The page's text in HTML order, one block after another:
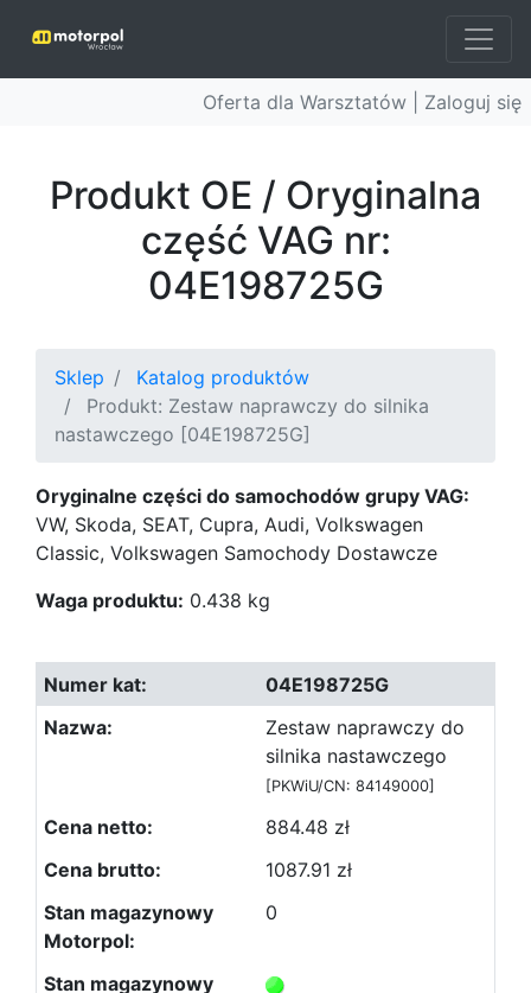
Oferta dla Warsztatów | Zaloguj się
Produkt OE / Oryginalna
część VAG nr:
04E198725G
Sklep
Katalog produktów
Produkt: Zestaw naprawczy do silnika
nastawczego [04E198725G]
Oryginalne części do samochodów grupy VAG:
VW, Skoda, SEAT, Cupra, Audi, Volkswagen
Classic, Volkswagen Samochody Dostawcze
Waga produktu: 0.438 kg
04E198725G
Zestaw naprawczy do
silnika nastawczego
[PKWiU/CN: 84149000]
884.48 zł
1087.91 zł
0